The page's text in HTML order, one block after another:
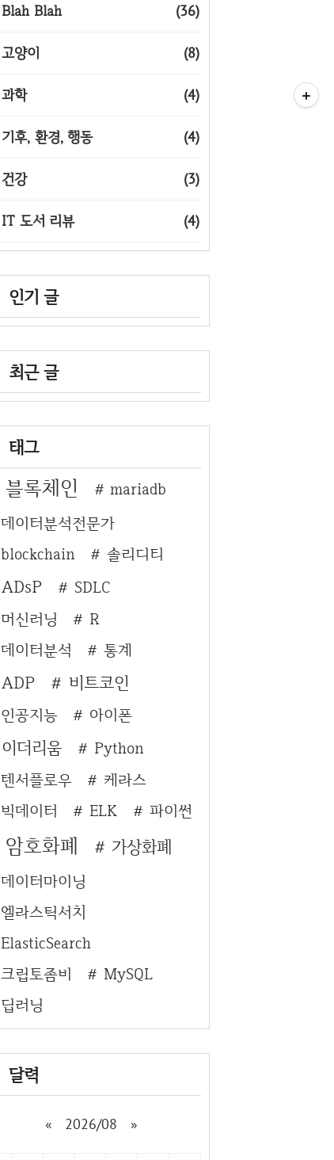
Blah Blah (36)
고양이 (8)
과학 (4)
기후, 환경, 행동 (4)
건강 (3)
IT 도서 리뷰 (4)
인기 글
최근 글
태그
블록체인
mariadb
데이터분석전문가
blockchain
솔리디티
ADsP
SDLC
머신러닝
R
데이터분석
통계
ADP 비트코인
인공지능 아이폰
이더리움
Python
텐서플로우
케라스
빅데이터
ELK 파이썬
암호화폐 가상화폐
데이터마이닝
엘라스틱서치
ElasticSearch
크립토좀비
MySQL
딥러닝
달력
« 2026/08 »